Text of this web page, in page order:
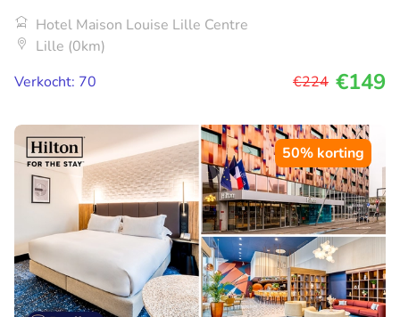
Hotel Maison Louise Lille Centre
Lille (0km)
Verkocht: 70
€224 €149
50% korting